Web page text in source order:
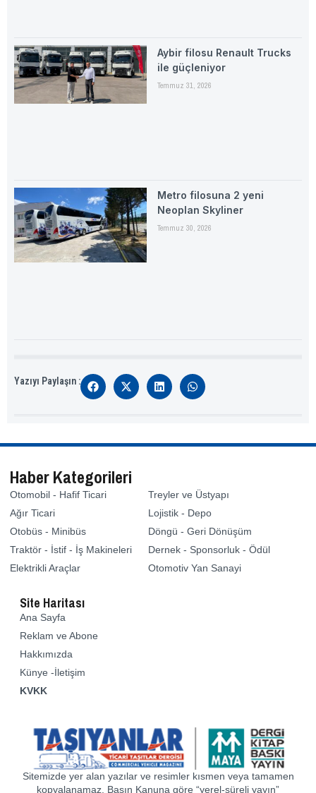
Aybir filosu Renault Trucks
ile güçleniyor
Temmuz 31, 2026
Metro filosuna 2 yeni
Neoplan Skyliner
Temmuz 30, 2026
Yazıyı Paylaşın :
Haber Kategorileri
Otomobil - Hafif Ticari
Ağır Ticari
Otobüs - Minibüs
Traktör - İstif - İş Makineleri
Elektrikli Araçlar
Treyler ve Üstyapı
Lojistik - Depo
Döngü - Geri Dönüşüm
Dernek - Sponsorluk - Ödül
Otomotiv Yan Sanayi
Site Haritası
Ana Sayfa
Reklam ve Abone
Hakkımızda
Künye -İletişim
KVKK
Sitemizde yer alan yazılar ve resimler kısmen veya tamamen
kopyalanamaz. Basın Kanuna göre “yerel-süreli yayın”